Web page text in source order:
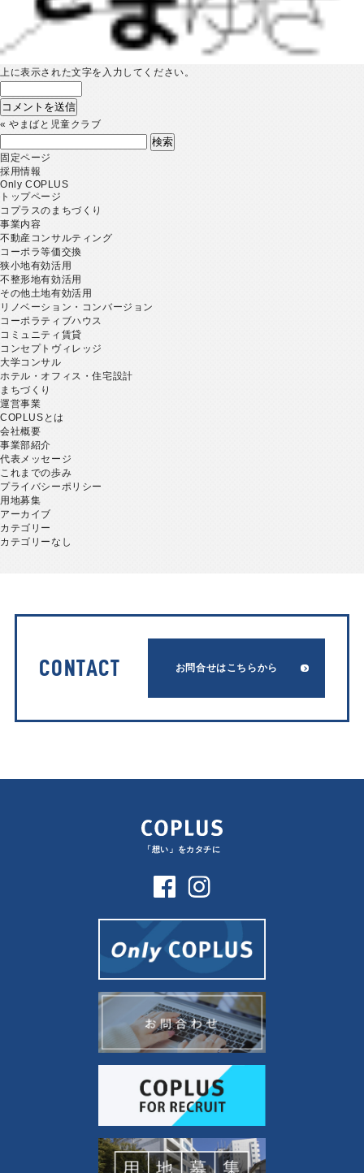
上に表示された文字を入力してください。
«やまばと児童クラブ
索:
固定ページ
採用情報
Only COPLUS
トップページ
コプラスのまちづくり
事業内容
不動産コンサルティング
コーポラ等価交換
狭小地有効活用
不整形地有効活用
その他土地有効活用
リノベーション・コンバージョン
コーポラティブハウス
コミュニティ賃貸
コンセプトヴィレッジ
大学コンサル
ホテル・オフィス・住宅設計
まちづくり
運営事業
COPLUSとは
会社概要
事業部紹介
代表メッセージ
これまでの歩み
プライバシーポリシー
用地募集
アーカイブ
カテゴリー
カテゴリーなし
CONTACT お問合せはこちらから
「想い」をカタチに